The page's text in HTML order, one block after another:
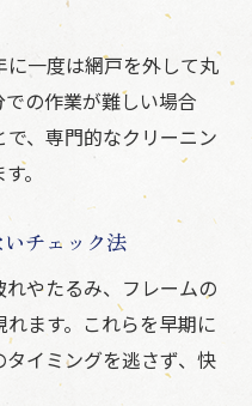
に一度は網戸を外して丸
の作業が難しい場合
、専門的なクリーニン
。
チェック法
やたるみ、フレームの
ます。これらを早期に
イミングを逃さず、快